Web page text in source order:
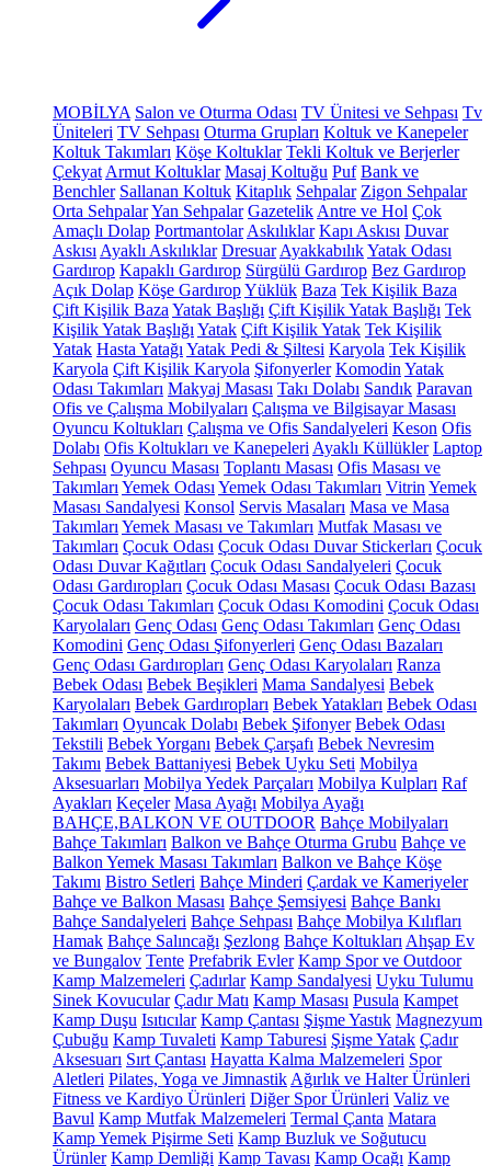
MOBİLYA Salon ve Oturma Odası TV Ünitesi ve Sehpası Tv
Üniteleri TV Sehpası Oturma Grupları Koltuk ve Kanepeler
Koltuk Takımları Köşe Koltuklar Tekli Koltuk ve Berjerler
Çekyat Armut Koltuklar Masaj Koltuğu Puf Bank ve
Benchler Sallanan Koltuk Kitaplık Sehpalar Zigon Sehpalar
Orta SehpalarYan Sehpalar Gazetelik Antre ve Hol Çok
Amaçlı Dolap Portmantolar Askılıklar Kapı Askısı Duvar
Askısı Ayaklı Askılıklar Dresuar AyakkabılıkYatak Odası
Gardırop Kapaklı Gardırop Sürgülü Gardırop Bez Gardırop
Açık Dolap Köşe GardıropYüklük Baza Tek Kişilik Baza
Çift Kişilik Baza Yatak Başlığı Çift Kişilik Yatak Başlığı Tek
Kişilik Yatak Başlığı Yatak Çift Kişilik Yatak Tek Kişilik
Yatak Hasta Yatağı Yatak Pedi & Şiltesi Karyola Tek Kişilik
Karyola Çift Kişilik Karyola Şifonyerler Komodin Yatak
Odası Takımları Makyaj Masası Takı Dolabı Sandık Paravan
Ofis ve Çalışma Mobilyaları Çalışma ve Bilgisayar Masası
Oyuncu Koltukları Çalışma ve Ofis Sandalyeleri Keson Ofis
Dolabı Ofis Koltukları ve Kanepeleri Ayaklı Küllükler Laptop
Sehpası Oyuncu Masası Toplantı Masası Ofis Masası ve
Takımları Yemek Odası Yemek Odası Takımları Vitrin Yemek
Masası Sandalyesi Konsol Servis Masaları Masa ve Masa
Takımları Yemek Masası ve Takımları Mutfak Masası ve
Takımları Çocuk Odası Çocuk Odası Duvar Stickerları Çocuk
Odası Duvar Kağıtları Çocuk Odası Sandalyeleri Çocuk
Odası Gardıropları Çocuk Odası Masası Çocuk Odası Bazası
Çocuk Odası Takımları Çocuk Odası Komodini Çocuk Odası
Karyolaları Genç Odası Genç Odası Takımları Genç Odası
Komodini Genç Odası Şifonyerleri Genç Odası Bazaları
Genç Odası Gardıropları Genç Odası Karyolaları Ranza
Bebek Odası Bebek Beşikleri Mama Sandalyesi Bebek
Karyolaları Bebek Gardıropları Bebek Yatakları Bebek Odası
Takımları Oyuncak Dolabı Bebek Şifonyer Bebek Odası
Tekstili Bebek Yorganı Bebek Çarşafı Bebek Nevresim
Takımı Bebek Battaniyesi Bebek Uyku Seti Mobilya
Aksesuarları Mobilya Yedek Parçaları Mobilya Kulpları Raf
Ayakları Keçeler Masa Ayağı Mobilya Ayağı
BAHÇE,BALKON VE OUTDOOR Bahçe Mobilyaları
Bahçe Takımları Balkon ve Bahçe Oturma Grubu Bahçe ve
Balkon Yemek Masası Takımları Balkon ve Bahçe Köşe
Takımı Bistro Setleri Bahçe Minderi Çardak ve Kameriyeler
Bahçe ve Balkon Masası Bahçe Şemsiyesi Bahçe Bankı
Bahçe Sandalyeleri Bahçe Sehpası Bahçe Mobilya Kılıfları
Hamak Bahçe Salıncağı Şezlong Bahçe Koltukları Ahşap Ev
ve Bungalov Tente Prefabrik Evler Kamp Spor ve Outdoor
Kamp Malzemeleri Çadırlar Kamp Sandalyesi Uyku Tulumu
Sinek Kovucular Çadır Matı Kamp Masası Pusula Kampet
Kamp Duşu Isıtıcılar Kamp Çantası Şişme Yastık Magnezyum
Çubuğu Kamp Tuvaleti Kamp Taburesi Şişme Yatak Çadır
Aksesuarı Sırt Çantası Hayatta Kalma Malzemeleri Spor
Aletleri Pilates, Yoga ve Jimnastik Ağırlık ve Halter Ürünleri
Fitness ve Kardiyo Ürünleri Diğer Spor Ürünleri Valiz ve
Bavul Kamp Mutfak Malzemeleri Termal Çanta Matara
Kamp Yemek Pişirme Seti Kamp Buzluk ve Soğutucu
Ürünler Kamp Demliği Kamp Tavası Kamp Ocağı Kamp